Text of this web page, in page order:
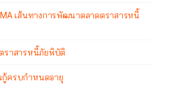
เส้นทางการพัฒนาตลาดตราสารหนี้
ราสารหนี้ภัยพิบัติ
ครบกำหนดอายุ